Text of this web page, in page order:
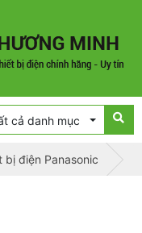
cả danh mục
bị điện Panasonic